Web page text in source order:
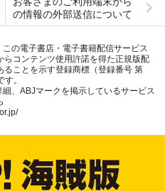
の情報の外部送信について
この電子書店・電子書籍配信サービス
らコンテンツ使用許諾を得た正規版配
ることを示す登録商標（登録番号 第
。
細、ABJマークを掲示しているサービス